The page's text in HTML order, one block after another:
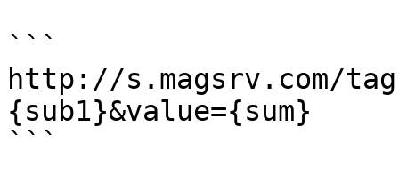
```
http://s.magsrv.com/
{sub1}&value={sum}
```